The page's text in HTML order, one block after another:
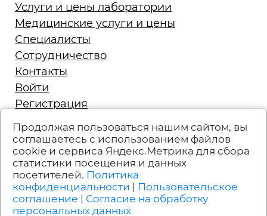
Услуги и цены лаборатории
Медицинские услуги и цены
Специалисты
Сотрудничество
Контакты
Войти
Регистрация
Политика конфиденциальности
Техподдержка
Вакансии
Пользовательское соглашение
Продолжая пользоваться нашим сайтом, вы
соглашаетесь с использованием файлов
cookie и сервиса Яндекс.Метрика для сбора
статистики посещения и данных
посетителей. Политика
конфиденциальности
Пользовательское
соглашение
Согласие на обработку
персональных данных